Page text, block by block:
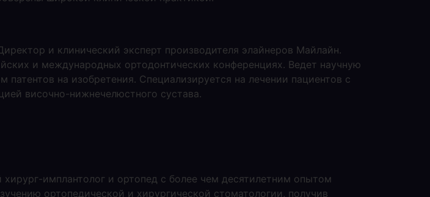
и клинический эксперт производителя элайнеров Майлайн.
и международных ортодонтических конференциях. Ведет научную
на изобретения. Специализируется на лечении пациентов с
височно-нижнечелюстного сустава.
имплантолог и ортопед с более чем десятилетним опытом
ортопедической и хирургической стоматологии, получив